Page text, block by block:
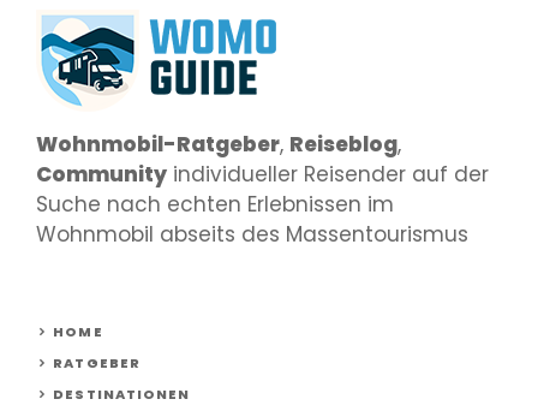
Wohnmobil-Ratgeber, Reiseblog,
Community individueller Reisender auf der
Suche nach echten Erlebnissen im
Wohnmobil abseits des Massentourismus
HOME
RATGEBER
DESTINATIONEN